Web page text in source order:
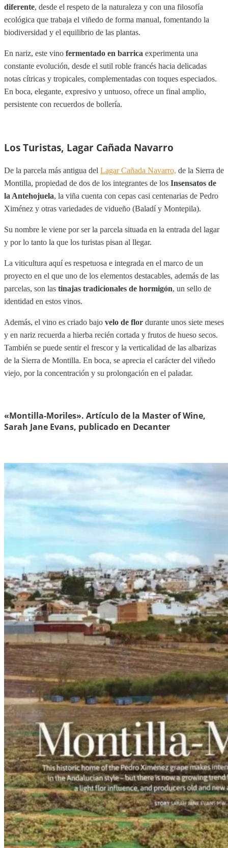
diferente, desde el respeto de la naturaleza y con una filosofía
ecológica que trabaja el viñedo de forma manual, fomentando la
biodiversidad y el equilibrio de las plantas.
En nariz, este vino fermentado en barrica experimenta una
constante evolución, desde el sutil roble francés hacia delicadas
notas cítricas y tropicales, complementadas con toques especiados.
En boca, elegante, expresivo y untuoso, ofrece un final amplio,
persistente con recuerdos de bollería.
Los Turistas, Lagar Cañada Navarro
De la parcela más antigua del Lagar Cañada Navarro, de la Sierra de
Montilla, propiedad de dos de los integrantes de los Insensatos de
la Antehojuela, la viña cuenta con cepas casi centenarias de Pedro
Ximénez y otras variedades de vidueño (Baladí y Montepila).
Su nombre le viene por ser la parcela situada en la entrada del lagar
y por lo tanto la que los turistas pisan al llegar.
La viticultura aquí es respetuosa e integrada en el marco de un
proyecto en el que uno de los elementos destacables, además de las
parcelas, son las tinajas tradicionales de hormigón, un sello de
identidad en estos vinos.
Además, el vino es criado bajo velo de flor durante unos siete meses
y en nariz recuerda a hierba recién cortada y frutos de hueso secos.
También se puede sentir el frescor y la verticalidad de las albarizas
de la Sierra de Montilla. En boca, se aprecia el carácter del viñedo
viejo, por la concentración y su prolongación en el paladar.
«Montilla-Moriles». Artículo de la Master of Wine,
Sarah Jane Evans, publicado en Decanter